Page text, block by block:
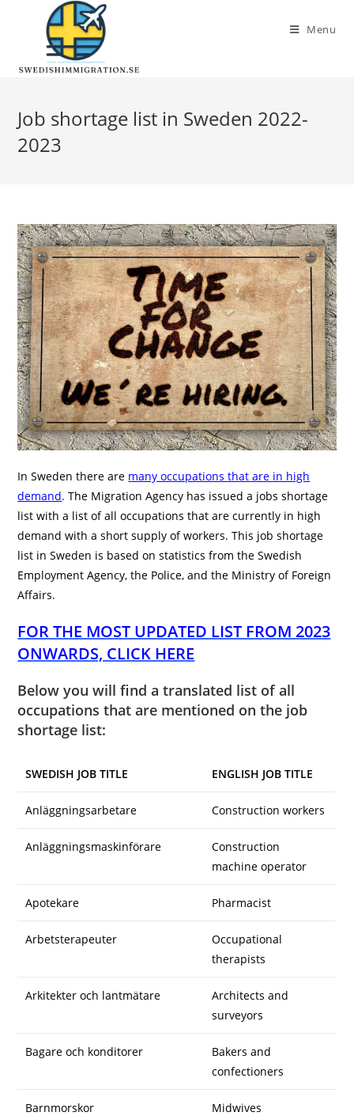
Menu
Job shortage list in Sweden 2022-
2023
In Sweden there are many occupations that are in high
demand. The Migration Agency has issued a jobs shortage
list with a list of all occupations that are currently in high
demand with a short supply of workers. This job shortage
list in Sweden is based on statistics from the Swedish
Employment Agency, the Police, and the Ministry of Foreign
Affairs.
FOR THE MOST UPDATED LIST FROM 2023
ONWARDS, CLICK HERE
Below you will find a translated list of all
occupations that are mentioned on the job
shortage list:
SWEDISH JOB TITLE ENGLISH JOB TITLE
Anläggningsarbetare Construction workers
Anläggningsmaskinförare
Construction
machine operator
Apotekare Pharmacist
Arbetsterapeuter
Occupational
therapists
Arkitekter och lantmätare
Architects and
surveyors
Bagare och konditorer
Bakers and
confectioners
Barnmorskor Midwives